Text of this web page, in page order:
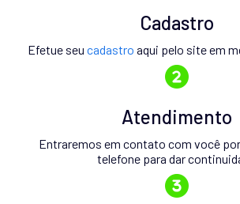
Cadastro
Efetue seu cadastro aqui pelo site em
Atendimento
Entraremos em contato com você
telefone para dar